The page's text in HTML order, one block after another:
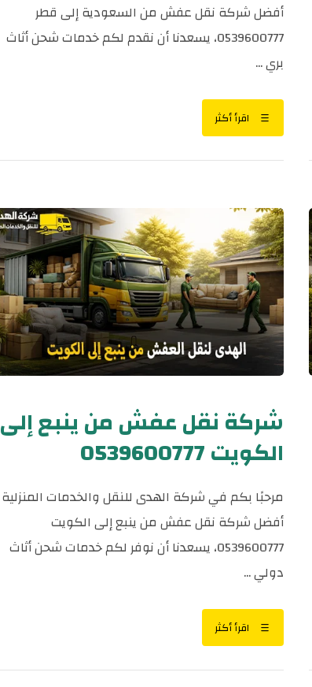
أفضل شركة نقل عفش من السعودية إلى قطر
0539600777، يسعدنا أن نقدم لكم خدمات شحن أثاث
بري ...
اقرأ أكثر
شركة نقل عفش من ينبع إلى
الكويت 0539600777
مرحبًا بكم في شركة الهدى للنقل والخدمات المنزلية
أفضل شركة نقل عفش من ينبع إلى الكويت
0539600777، يسعدنا أن نوفر لكم خدمات شحن أثاث
دولي ...
اقرأ أكثر